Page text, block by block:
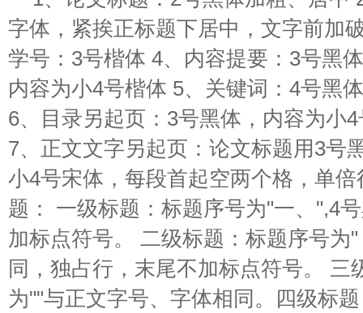
字体，紧挨正标题下居中，文字前加
学号：3号楷体 4、内容提要：3号黑
内容为小4号楷体 5、关键词：4号黑
6、目录另起页：3号黑体，内容为小
7、正文文字另起页：论文标题用3号
小4号宋体，每段首起空两个格，单
题： 一级标题：标题序号为"一、",4
加标点符号。 二级标题：标题序号为
同，独占行，末尾不加标点符号。 三
为""与正文字号、字体相同。四级标